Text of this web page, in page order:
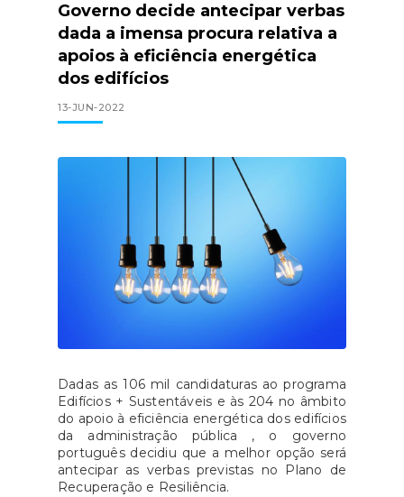
Governo decide antecipar verbas
dada a imensa procura relativa a
apoios à eficiência energética
dos edifícios
13-JUN-2022
Dadas as 106 mil candidaturas ao programa
Edifícios + Sustentáveis e às 204 no âmbito
do apoio à eficiência energética dos edifícios
da administração pública , o governo
português decidiu que a melhor opção será
antecipar as verbas previstas no Plano de
Recuperação e Resiliência.